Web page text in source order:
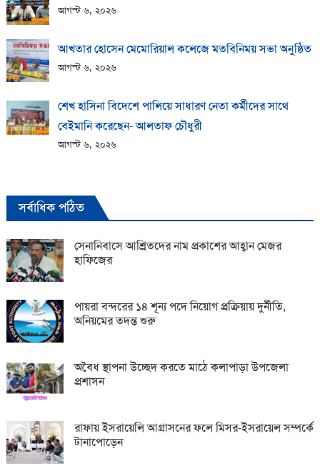
আগস্ট ৬, ২০২৬
আখতার হোসেন মেমোরিয়াল কলেজে মতবিনিময় সভা অনুষ্ঠিত
আগস্ট ৬, ২০২৬
শেখ হাসিনা বিদেশে পালিয়ে সাধারণ নেতা কর্মীদের সাথে
বেইমানি করেছেন- আলতাফ চৌধুরী
আগস্ট ৬, ২০২৬
সর্বাধিক পঠিত
সেনানিবাসে আশ্রিতদের নাম প্রকাশের আহ্বান মেজর
হাফিজের
পায়রা বন্দরের ১৪ শূন্য পদে নিয়োগ প্রক্রিয়ায় দুর্নীতি,
অনিয়মের তদন্ত শুরু
অবৈধ স্থাপনা উচ্ছেদ করতে মাঠে কলাপাড়া উপজেলা
প্রশাসন
রাফায় ইসরায়েলি আগ্রাসনের ফলে মিসর-ইসরায়েল সম্পর্কে
টানাপোড়েন